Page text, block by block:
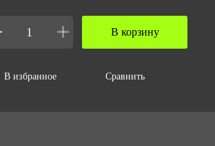
В корзину
В избранное Сравнить